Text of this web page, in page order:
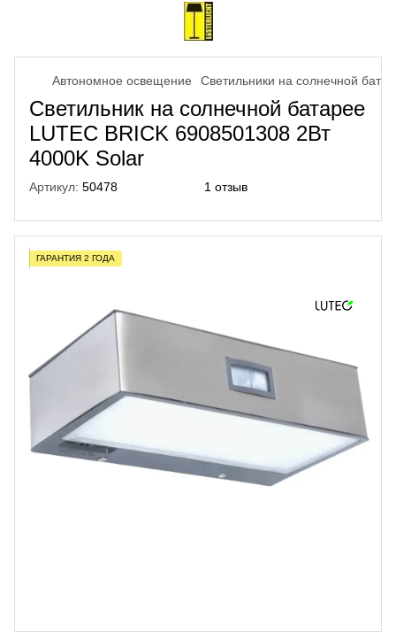
Автономное освещение Светильники на солнечной
Светильник на солнечной батарее
LUTEC BRICK 6908501308 2Вт
4000K Solar
Артикул: 50478 1 отзыв
ГАРАНТИЯ 2 ГОДА